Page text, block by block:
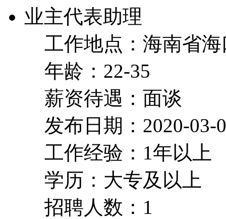
业主代表助理
工作地点：海南省
年龄：22-35
薪资待遇：面谈
发布日期：2020-03-
工作经验：1年以上
学历：大专及以上
招聘人数：1